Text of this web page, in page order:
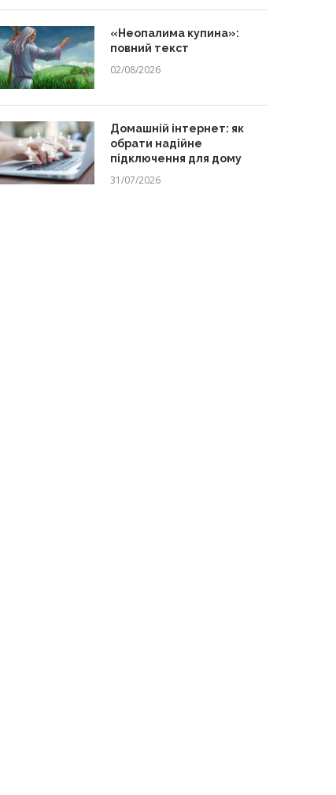
«Неопалима купина»:
повний текст
02/08/2026
Домашній інтернет: як
обрати надійне
підключення для дому
31/07/2026